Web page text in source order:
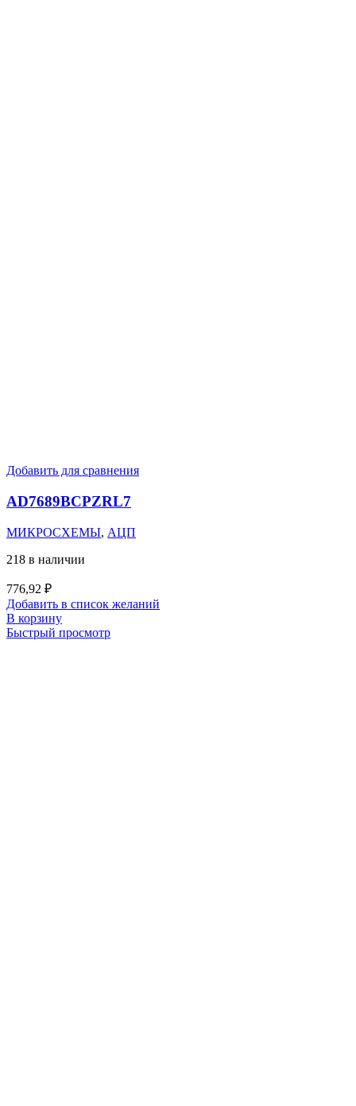
Добавить для сравнения
AD7689BCPZRL7
МИКРОСХЕМЫ, АЦП
218 в наличии
776,92 ₽
Добавить в список желаний
В корзину
Быстрый просмотр